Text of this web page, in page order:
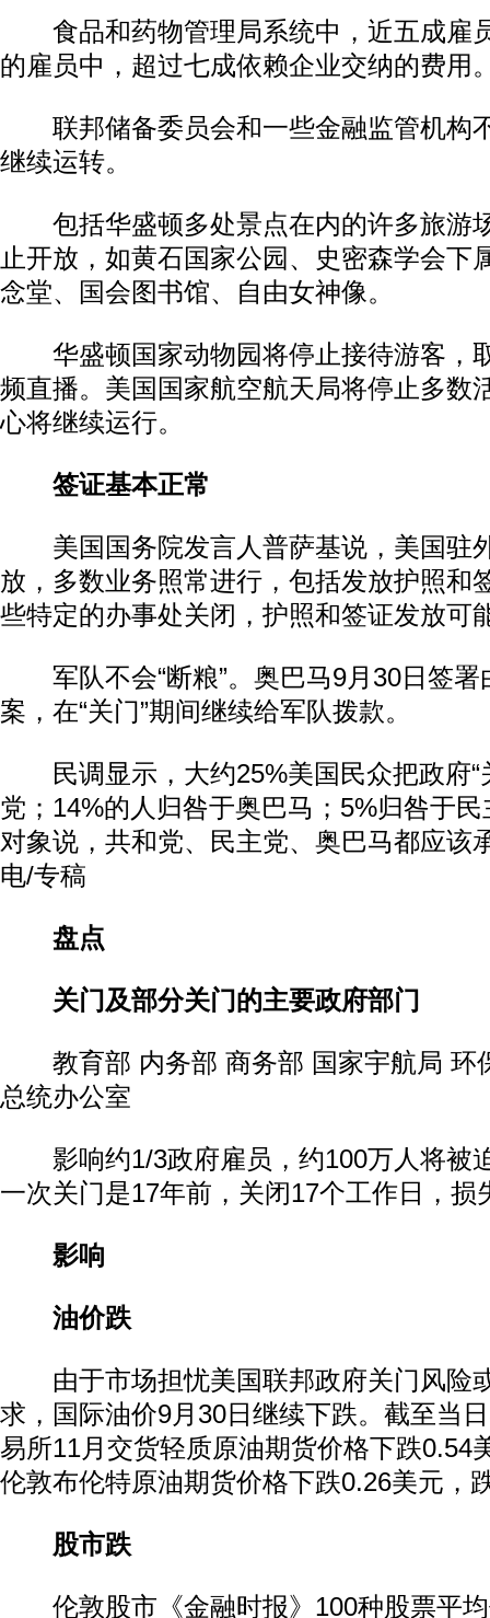
食品和药物管理局系统中，近五成雇
的雇员中，超过七成依赖企业交纳的费用
联邦储备委员会和一些金融监管机构
继续运转。
包括华盛顿多处景点在内的许多旅游
止开放，如黄石国家公园、史密森学会下
念堂、国会图书馆、自由女神像。
华盛顿国家动物园将停止接待游客，
频直播。美国国家航空航天局将停止多数
心将继续运行。
签证基本正常
美国国务院发言人普萨基说，美国驻
放，多数业务照常进行，包括发放护照和
些特定的办事处关闭，护照和签证发放可
军队不会“断粮”。奥巴马9月30日签署
案，在“关门”期间继续给军队拨款。
民调显示，大约25%美国民众把政府“
党；14%的人归咎于奥巴马；5%归咎于
对象说，共和党、民主党、奥巴马都应该
电/专稿
盘点
关门及部分关门的主要政府部门
教育部 内务部 商务部 国家宇航局 环
总统办公室
影响约1/3政府雇员，约100万人将被
一次关门是17年前，关闭17个工作日，损
影响
油价跌
由于市场担忧美国联邦政府关门风险
求，国际油价9月30日继续下跌。截至当
易所11月交货轻质原油期货价格下跌0.54
伦敦布伦特原油期货价格下跌0.26美元，
股市跌
伦敦股市《金融时报》100种股票平均